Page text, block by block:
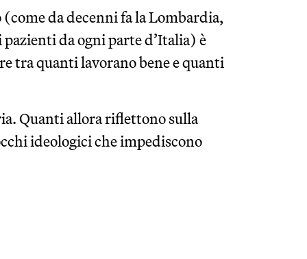
da decenni fa la Lombardia,
da ogni parte d’Italia) è
tra quanti lavorano bene e quanti
Quanti allora riflettono sulla
ideologici che impediscono